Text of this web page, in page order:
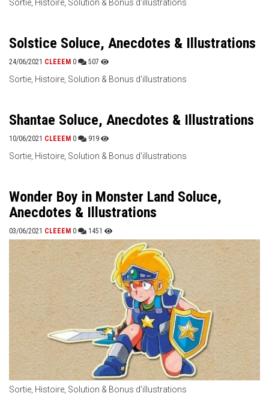
Sortie, Histoire, Solution & Bonus d'illustrations
Solstice Soluce, Anecdotes & Illustrations
24/06/2021 CLEEEM 0 507
Sortie, Histoire, Solution & Bonus d'illustrations
Shantae Soluce, Anecdotes & Illustrations
10/06/2021 CLEEEM 0 919
Sortie, Histoire, Solution & Bonus d'illustrations
Wonder Boy in Monster Land Soluce,
Anecdotes & Illustrations
03/06/2021 CLEEEM 0 1451
Sortie, Histoire, Solution & Bonus d'illustrations